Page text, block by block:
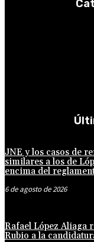
JNE y los casos de
similares a los de
encima del
6 de agosto de 2026
Rafael López Aliaga
Rubio a la